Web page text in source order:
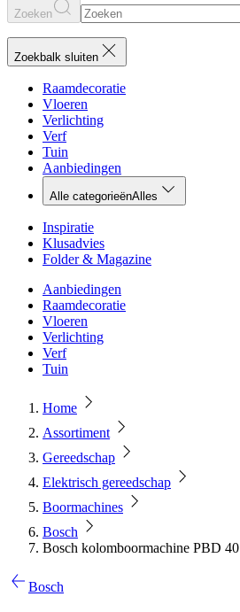
Zoeken
Zoekbalk sluiten
Raamdecoratie
Vloeren
Verlichting
Verf
Tuin
Aanbiedingen
Alle categorieënAlles
Inspiratie
Klusadvies
Folder & Magazine
Aanbiedingen
Raamdecoratie
Vloeren
Verlichting
Verf
Tuin
Home
Assortiment
Gereedschap
Elektrisch gereedschap
Boormachines
Bosch
Bosch kolomboormachine PBD 40
Bosch